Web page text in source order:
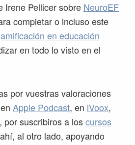
Irene Pellicer sobre NeuroEF
completar o incluso este
en educación
en todo lo visto en el
por vuestras valoraciones
Apple Podcast, en iVoox,
, por suscribiros a loscursos
al otro lado, apoyando